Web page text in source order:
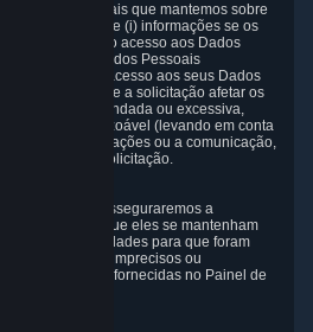
os Dados Pessoais que mantemos sobre
gratuitamente (i) informações se os
(ii) o acesso aos Dados
cópias dos Dados Pessoais
o direito de acesso aos seus Dados
Privacidade. Se a solicitação afetar os
ou for infundada ou excessiva,
uma taxa razoável (levando em conta
as informações ou a comunicação,
de recusar a solicitação.
Pessoais, nós asseguraremos a
para que eles se mantenham
com as finalidades para que foram
estiverem imprecisos ou
as informações fornecidas no Painel de